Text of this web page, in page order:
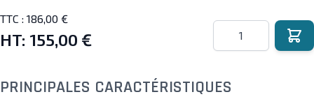
TTC : 186,00 €
HT: 155,00 €
Quantité
PRINCIPALES CARACTÉRISTIQUES